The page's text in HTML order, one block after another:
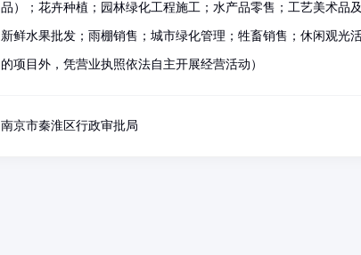
品）；花卉种植；园林绿化工程施工；水产品零售；工艺美术品
新鲜水果批发；雨棚销售；城市绿化管理；牲畜销售；休闲观光
的项目外，凭营业执照依法自主开展经营活动）
南京市秦淮区行政审批局